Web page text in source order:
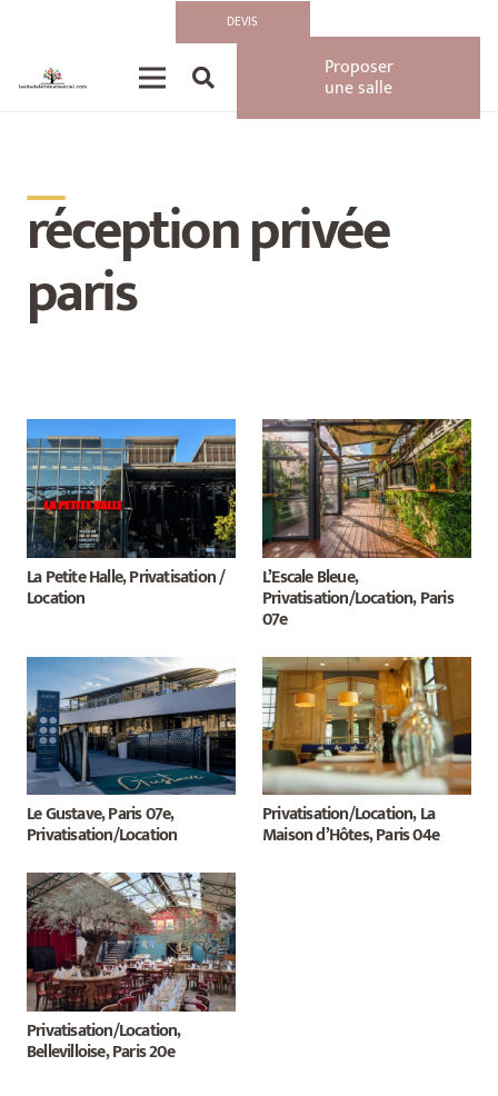
DEVIS
Proposer
une salle
__
réception privée
paris
La Petite Halle, Privatisation /
Location
L’Escale Bleue,
Privatisation/Location, Paris
07e
Le Gustave, Paris 07e,
Privatisation/Location
Privatisation/Location, La
Maison d’Hôtes, Paris 04e
Privatisation/Location,
Bellevilloise, Paris 20e